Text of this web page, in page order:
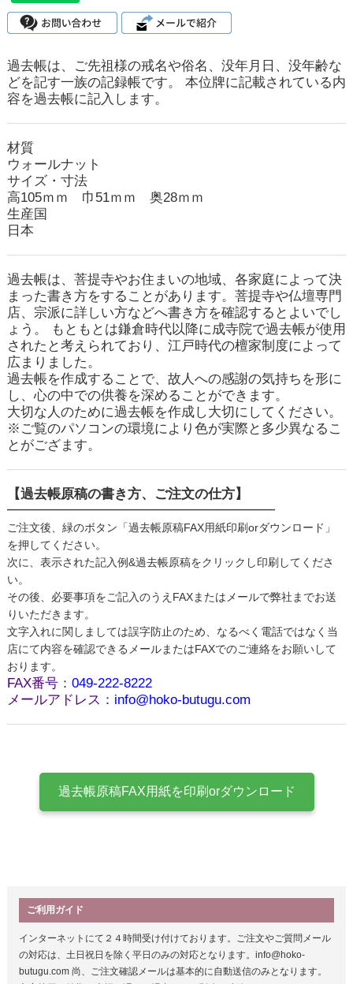
過去帳は、ご先祖様の戒名や俗名、没年月日、没年齢な
どを記す一族の記録帳です。 本位牌に記載されている内
容を過去帳に記入します。
材質
ウォールナット
サイズ・寸法
高105ｍｍ 巾51ｍｍ 奥28ｍｍ
生産国
日本
過去帳は、菩提寺やお住まいの地域、各家庭によって決
まった書き方をすることがあります。菩提寺や仏壇専門
店、宗派に詳しい方などへ書き方を確認するとよいでし
ょう。 もともとは鎌倉時代以降に成寺院で過去帳が使用
されたと考えられており、江戸時代の檀家制度によって
広まりました。
過去帳を作成することで、故人への感謝の気持ちを形に
し、心の中での供養を深めることができます。
大切な人のために過去帳を作成し大切にしてください。
※ご覧のパソコンの環境により色が実際と多少異なるこ
とがござます。
【過去帳原稿の書き方、ご注文の仕方】
━━━━━━━━━━━━━━━━━━━━
ご注文後、緑のボタン「過去帳原稿FAX用紙印刷orダウンロード」
を押してください。
次に、表示された記入例&過去帳原稿をクリックし印刷してくださ
い。
その後、必要事項をご記入のうえFAXまたはメールで弊社までお送
りいただきます。
文字入れに関しましては誤字防止のため、なるべく電話ではなく当
店にて内容を確認できるメールまたはFAXでのご連絡をお願いして
おります。
FAX番号： 049-222-8222
メールアドレス ： info@hoko-butugu.com
ご利用ガイド
インターネットにて２４時間受け付けております。ご注文やご質問メール
の対応は、土日祝日を除く平日のみの対応となります。info@hoko-
butugu.com 尚、ご注文確認メールは基本的に自動送信のみとなります。